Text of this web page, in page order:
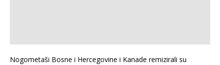
Nogometaši Bosne i Hercegovine i Kanade remizirali su